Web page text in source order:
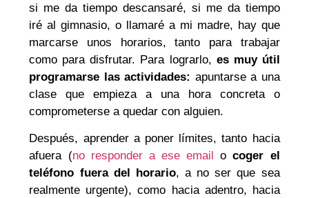
si me da tiempo descansaré, si me da tiempo
iré al gimnasio, o llamaré a mi madre, hay que
marcarse unos horarios, tanto para trabajar
como para disfrutar. Para lograrlo, es muy útil
programarse las actividades: apuntarse a una
clase que empieza a una hora concreta o
comprometerse a quedar con alguien.
Después, aprender a poner límites, tanto hacia
afuera (no responder a ese email ocoger el
teléfono fuera del horario, a no ser que sea
realmente urgente), como hacia adentro, hacia